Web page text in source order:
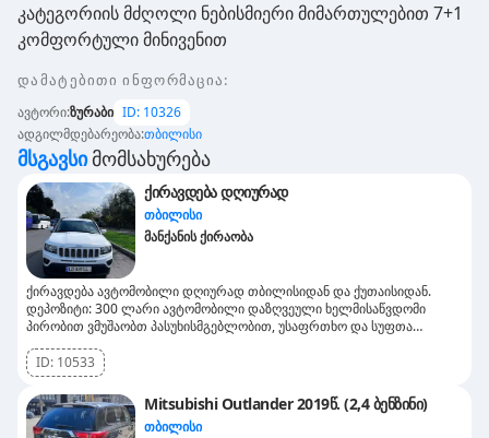
კატეგორიის მძღოლი ნებისმიერი მიმართულებით 7+1
კომფორტული მინივენით
დამატებითი ინფორმაცია:
ავტორი:ზურაბი ID: 10326
ადგილმდებარეობა:თბილისი
Მსგავსი Მომსახურება
ქირავდება დღიურად
თბილისი
მანქანის ქირაობა
ქირავდება ავტომობილი დღიურად თბილისიდან და ქუთაისიდან.
დეპოზიტი: 300 ლარი ავტომობილი დაზღვეული ხელმისაწვდომი
პირობით ვმუშაობთ პასუხისმგებლობით, უსაფრთხო და სუფთა
ID: 10533
Mitsubishi Outlander 2019წ. (2,4 ბენზინი)
თბილისი